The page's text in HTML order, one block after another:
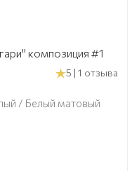
композиция #1
5 | 1 отзыва
/ Белый матовый